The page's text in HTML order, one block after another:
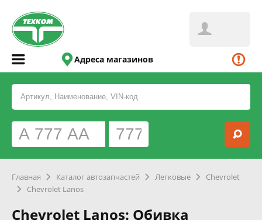
Адреса магазинов
Главная Каталог автозапчастей Легковые
Chevrolet
Chevrolet Lanos
Chevrolet Lanos: Обивка